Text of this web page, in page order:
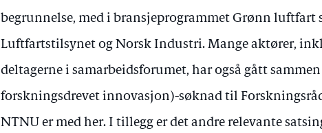
begrunnelse, med i bransjeprogrammet Grønn luftfart
Luftfartstilsynet og Norsk Industri. Mange aktører,
deltagerne i samarbeidsforumet, har også gått sammen
forskningsdrevet innovasjon)-søknad til
NTNU er med her. I tillegg er det andre relevante